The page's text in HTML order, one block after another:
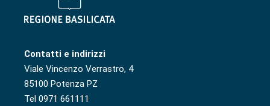
Contatti e indirizzi
Viale Vincenzo Verrastro, 4
85100 Potenza PZ
Tel 0971 661111